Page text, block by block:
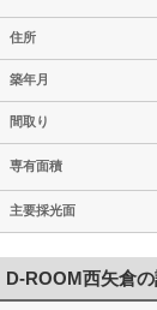
住所
築年月
間取り
専有面積
主要採光面
D-ROOM西矢倉